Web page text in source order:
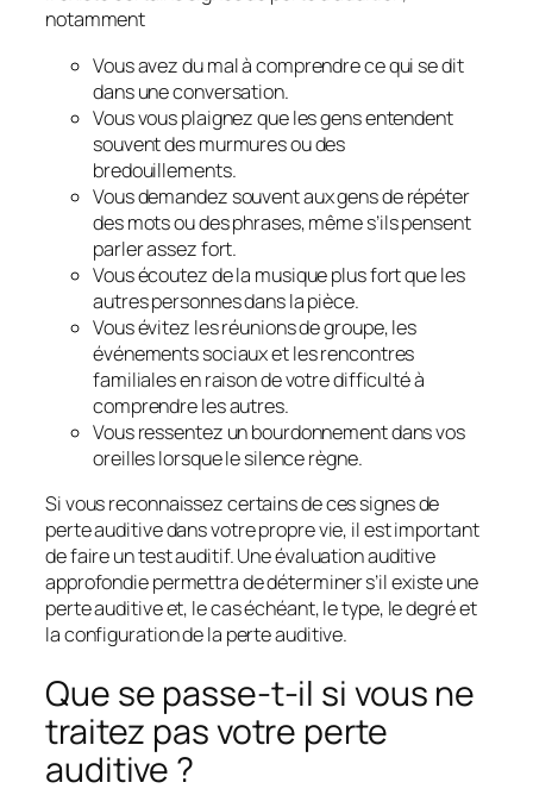
notamment
Vous avez du mal à comprendre ce qui se dit
dans une conversation.
Vous vous plaignez que les gens entendent
souvent des murmures ou des
bredouillements.
Vous demandez souvent aux gens de répéter
des mots ou des phrases, même s’ils pensent
parler assez fort.
Vous écoutez de la musique plus fort que les
autres personnes dans la pièce.
Vous évitez les réunions de groupe, les
événements sociaux et les rencontres
familiales en raison de votre difficulté à
comprendre les autres.
Vous ressentez un bourdonnement dans vos
oreilles lorsque le silence règne.
Si vous reconnaissez certains de ces signes de
perte auditive dans votre propre vie, il est important
de faire un test auditif. Une évaluation auditive
approfondie permettra de déterminer s’il existe une
perte auditive et, le cas échéant, le type, le degré et
la configuration de la perte auditive.
Que se passe-t-il si vous ne
traitez pas votre perte
auditive ?